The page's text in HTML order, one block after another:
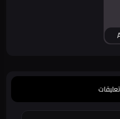
تعليقات